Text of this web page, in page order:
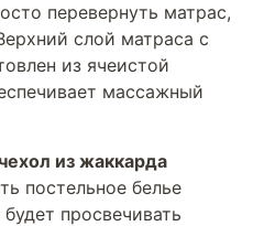
перевернуть матрас,
слой матраса с
из ячеистой
массажный
из жаккарда
постельное белье
просвечивать